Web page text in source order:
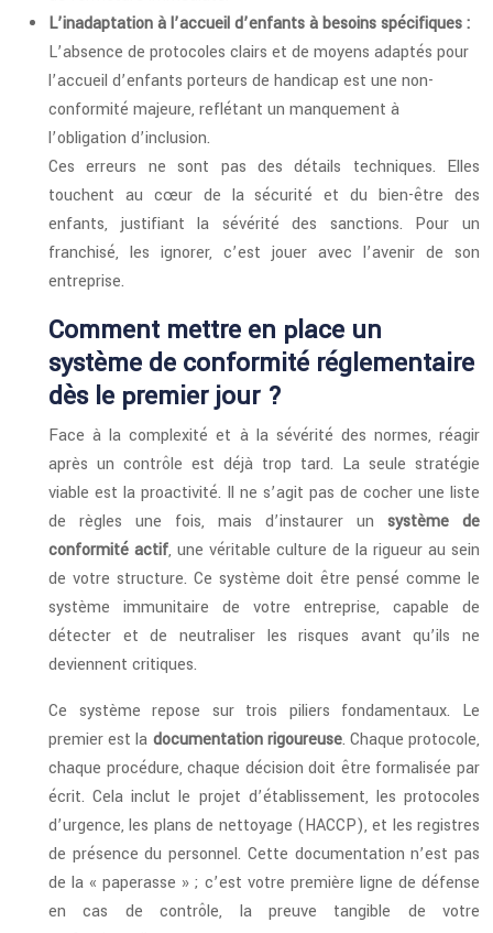
L’inadaptation à l’accueil d’enfants à besoins spécifiques :
L’absence de protocoles clairs et de moyens adaptés pour
l’accueil d’enfants porteurs de handicap est une non-
conformité majeure, reflétant un manquement à
l’obligation d’inclusion.
Ces erreurs ne sont pas des détails techniques. Elles
touchent au cœur de la sécurité et du bien-être des
enfants, justifiant la sévérité des sanctions. Pour un
franchisé, les ignorer, c’est jouer avec l’avenir de son
entreprise.
Comment mettre en place un
système de conformité réglementaire
dès le premier jour ?
Face à la complexité et à la sévérité des normes, réagir
après un contrôle est déjà trop tard. La seule stratégie
viable est la proactivité. Il ne s’agit pas de cocher une liste
de règles une fois, mais d’instaurer un système de
conformité actif, une véritable culture de la rigueur au sein
de votre structure. Ce système doit être pensé comme le
système immunitaire de votre entreprise, capable de
détecter et de neutraliser les risques avant qu’ils ne
deviennent critiques.
Ce système repose sur trois piliers fondamentaux. Le
premier est la documentation rigoureuse. Chaque protocole,
chaque procédure, chaque décision doit être formalisée par
écrit. Cela inclut le projet d’établissement, les protocoles
d’urgence, les plans de nettoyage (HACCP), et les registres
de présence du personnel. Cette documentation n’est pas
de la « paperasse » ; c’est votre première ligne de défense
en cas de contrôle, la preuve tangible de votre